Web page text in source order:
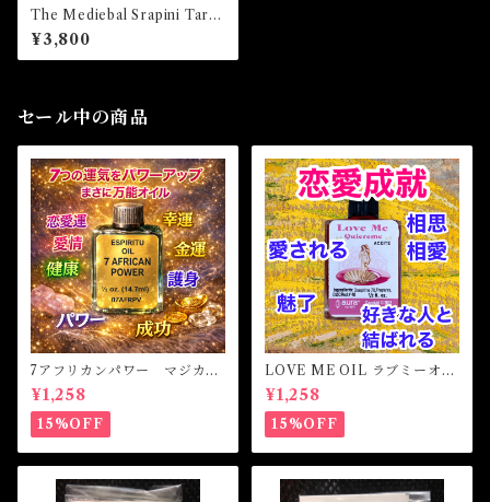
The Mediebal Srapini Tarot
ザ・メディーバルスラピニタ
ロット
¥3,800
セール中の商品
7アフリカンパワー マジカル
オイル・魔女オイル 7AFRI
CAN POWERS Magical Oil
¥1,258
15%OFF
LOVE ME OIL ラブミーオイ
ル -相思相愛・愛される-
¥1,258
15%OFF